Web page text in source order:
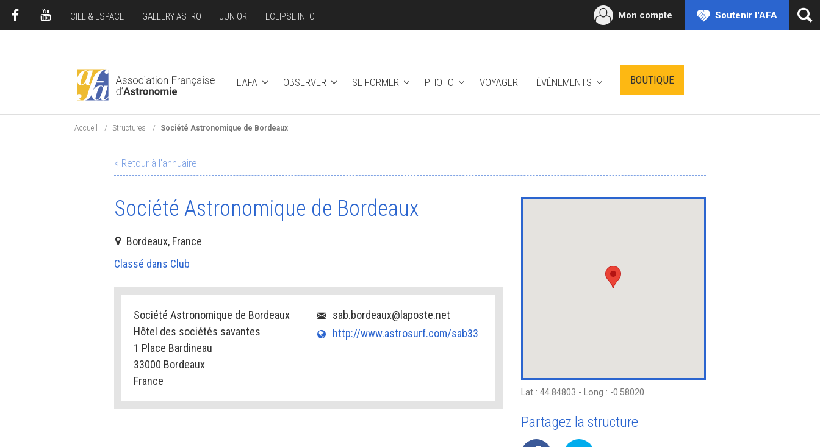
L'AFA OBSERVER SE FORMER PHOTO VOYAGER ÉVÉNEMENTS BOUTIQUE
CIEL & ESPACE GALLERY ASTRO JUNIOR ECLIPSE INFO Mon compte Soutenir l'AFA
Accueil Structures Société Astronomique de Bordeaux
< Retour à l'annuaire
Société Astronomique de Bordeaux
Bordeaux, France
Classé dans Club
Société Astronomique de Bordeaux
Hôtel des sociétés savantes
1 Place Bardineau
33000 Bordeaux
France
sab.bordeaux@laposte.net
http://www.astrosurf.com/sab33
Lat : 44.84803 - Long : -0.58020
Partagez la structure